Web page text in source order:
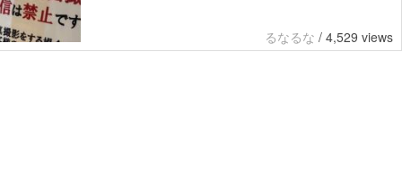
るなるな / 4,529 views